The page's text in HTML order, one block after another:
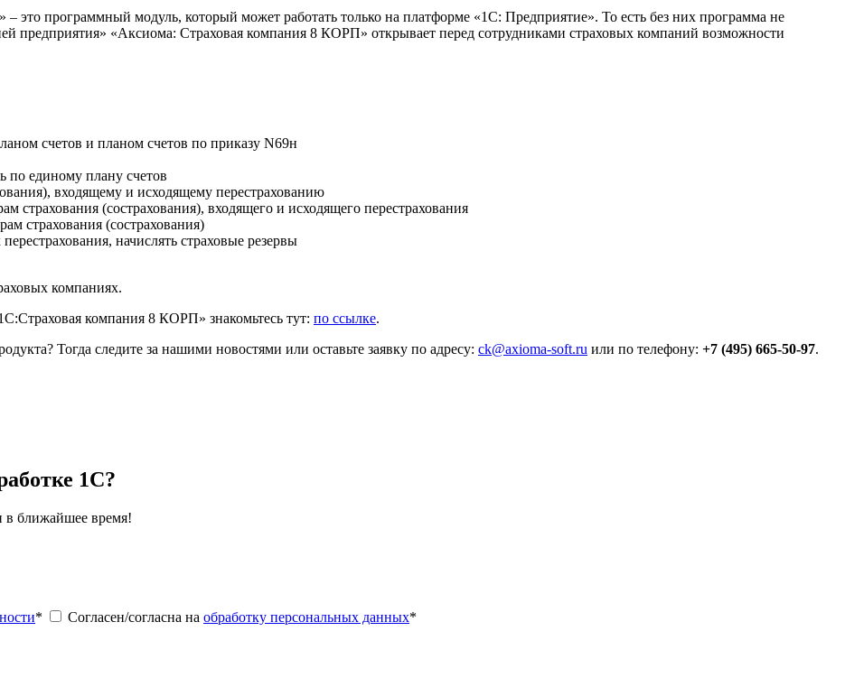
программный модуль, который может работать только на платформе «1С: Предприятие». То есть без них программа не
предприятия» «Аксиома: Страховая компания 8 КОРП» открывает перед сотрудниками страховых компаний возможности
счетов и планом счетов по приказу N69н
по единому плану счетов
входящему и исходящему перестрахованию
страхования (сострахования), входящего и исходящего перестрахования
страхования (сострахования)
начислять страховые резервы
компаниях.
компания 8 КОРП» знакомьтесь тут: по ссылке.
Тогда следите за нашими новостями или оставьте заявку по адресу: ck@axioma-soft.ru или по телефону: +7 (495) 665-50-97.
1С?
в ближайшее время!
* Согласен/согласна на обработку персональных данных*